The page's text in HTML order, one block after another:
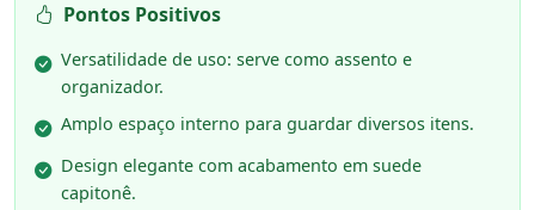
Pontos Positivos
Versatilidade de uso: serve como assento e
organizador.
Amplo espaço interno para guardar diversos itens.
Design elegante com acabamento em suede
capitonê.